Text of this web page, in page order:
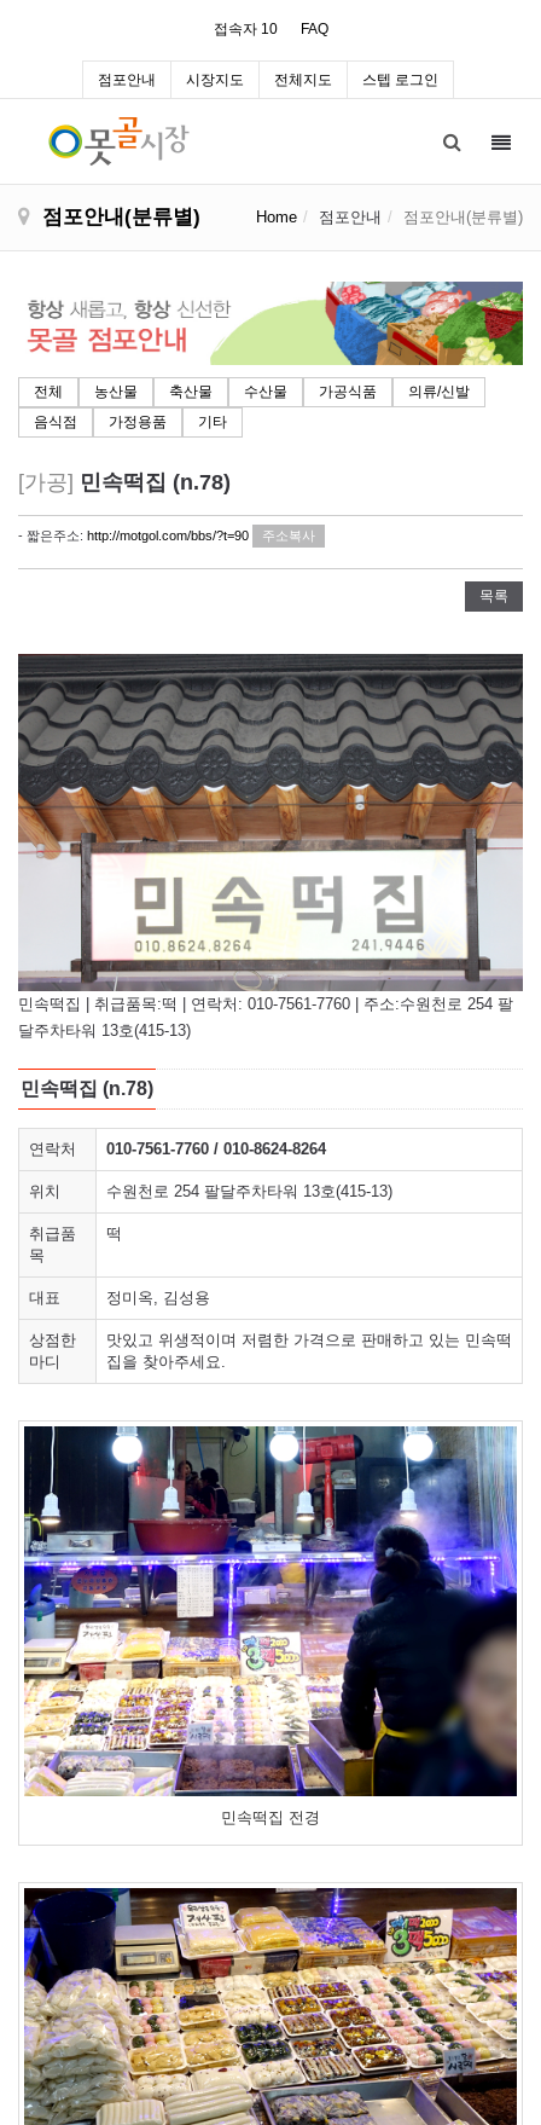
접속자 10 FAQ
점포안내 시장지도 전체지도 스텝 로그인
점포안내(분류별) Home 점포안내 점포안내(분류별)
전체 농산물 축산물 수산물 가공식품
의류/신발
음식점
가정용품 기타
[가공] 민속떡집 (n.78)
- 짧은주소: http://motgol.com/bbs/?t=90 주소복사
목록
민속떡집 | 취급품목:떡 | 연락처: 010-7561-7760 | 주소:수원천로 254 팔
달주차타워 13호(415-13)
민속떡집 (n.78)
연락처 010-7561-7760 / 010-8624-8264
위치 수원천로 254 팔달주차타워 13호(415-13)
취급품
목
떡
대표 정미옥, 김성용
상점한
마디
맛있고 위생적이며 저렴한 가격으로 판매하고 있는 민속떡
집을 찾아주세요.
민속떡집 전경